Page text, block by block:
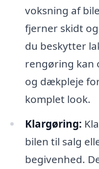
voksning af
fjerner skidt
du beskytter
rengøring kan
og dækpleje
komplet look.
Klargøring:
bilen til salg
begivenhed.